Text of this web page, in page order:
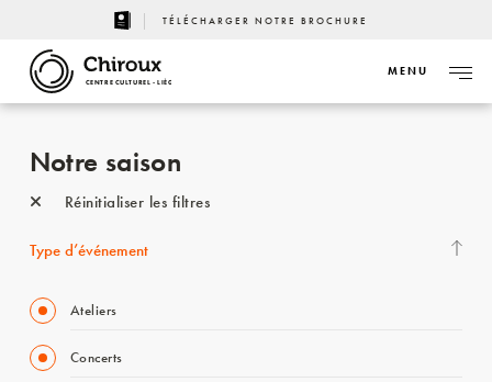
TÉLÉCHARGER NOTRE BROCHURE
CENTRE CULTUREL - LIÈGE
MENU
Notre saison
Réinitialiser les filtres
Type d’événement
Ateliers
Concerts